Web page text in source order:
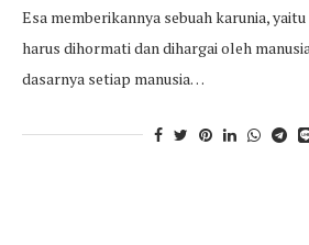
Esa memberikannya sebuah karunia,
harus dihormati dan dihargai oleh
dasarnya setiap manusia…